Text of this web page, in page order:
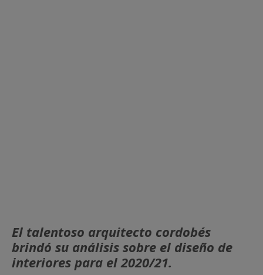
El talentoso arquitecto cordobés
brindó su análisis sobre el diseño de
interiores para el 2020/21.